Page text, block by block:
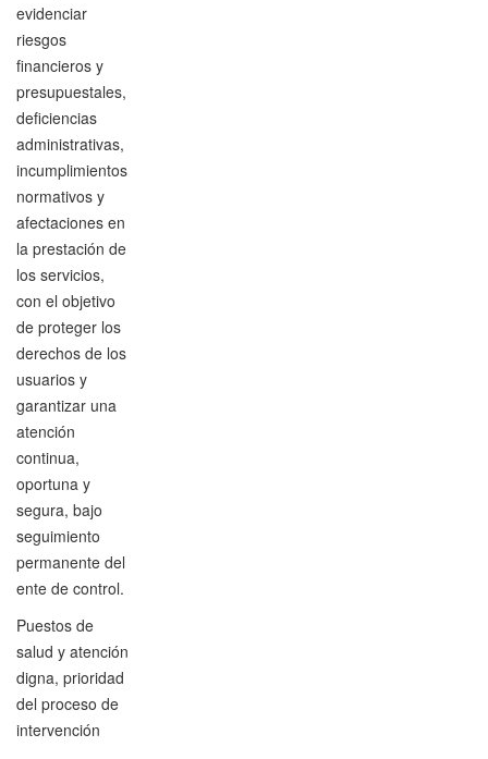
evidenciar
riesgos
financieros y
presupuestales,
deficiencias
administrativas,
incumplimientos
normativos y
afectaciones en
la prestación de
los servicios,
con el objetivo
de proteger los
derechos de los
usuarios y
garantizar una
atención
continua,
oportuna y
segura, bajo
seguimiento
permanente del
ente de control.
Puestos de
salud y atención
digna, prioridad
del proceso de
intervención